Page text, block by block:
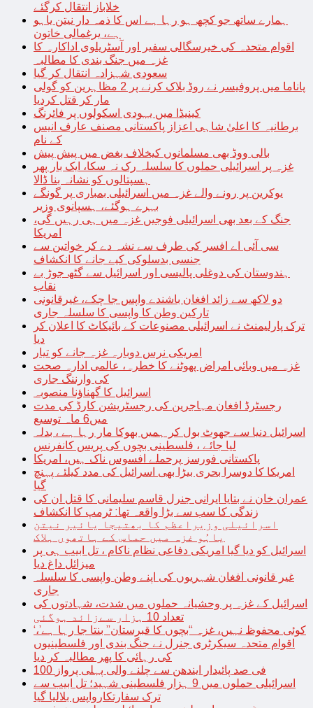
خلاباز انتقال کرگئے
ہمارے ساتھ جو کچھ ہو رہا ہے اس کا ذمہ دار نیتن یاہو
ہے، یرغمالی خاتون
اقوام متحدہ کی خیرسگالی سفیر اور آسٹریلوی اداکارہ کا
غزہ میں جنگ بندی کا مطالبہ
سعودی شہزادہ انتقال کر گیا
پاناما میں پروفیسر نے روڈ بلاک کرنے پر 2 مظاہرین کو گولی
مار کر قتل کردیا
کینیڈا میں یہودی اسکولوں پر فائرنگ
برطانیہ کا اعلیٰ شاہی اعزاز پاکستانی مصنف عارف انیس
کے نام
بالی ووڈ بھی مسلمانوں کیخلاف بغض میں پیش پیش
غزہ پر اسرائیلی حملوں کا سلسلہ رک نہ سکا، ایک بار پھر
ہسپتالوں کو نشانہ بنا ڈالا
یوکرین پر رونے والے غزہ میں اسرائیلی بمباری پر گونگے
بہرے ہوگئے، ہسپانوی وزیر
جنگ کے بعد بھی اسرائیلی فوجیں غزہ میں ہی رہیں گی،
امریکا
سی آئی اے افسر کی طرف سے نشہ دے کر خواتین سے
جنسی بدسلوکی کیے جانے کا انکشاف
ہندوستان کی دوغلی پالیسی اور اسرائیل سے گٹھ جوڑ بے
نقاب
دو لاکھ سے زائد افغان باشندے واپس جا چکے، غیرقانونی
تارکین وطن کا واپسی کا سلسلہ جاری
ترک پارلیمنٹ نے اسرائیلی مصنوعات کے بائیکاٹ کا اعلان کر
دیا
امریکی نرس دوبارہ غزہ جانے کو تیار
غزہ میں وبائی امراض پھوٹنے کا خطرہ، عالمی ادارہ صحت
کی وارننگ جاری
اسرائیل کا گھناؤنا منصوبہ
رجسٹرڈ افغان مہاجرین کی رجسٹریشن کارڈ کی مدت
میں6 ماہ توسیع
اسرائیل دنیا سے جھوٹ بول کر ہمیں بھوکا مار رہا ہے ، بدلہ
لیا جائے ، فلسطینی بچوں کی پریس کانفرنس
پاکستانی فورسز پرحملے افسوس ناک ہیں، امریکا
امریکا کا دوسرا بحری بیڑا بھی اسرائیل کی مدد کیلئے پہنچ
گیا
عمران خان نے بتایا ایرانی جنرل قاسم سلیمانی کا قتل ان کی
زندگی کا سب سے بڑا واقعہ تھا: ٹرمپ کا انکشاف
اسرائیلی وزیراعظم کا بھتیجا یائیر نیتن
یاہُو غزہ میں حماس کے ہاتھوں ہلاک
اسرائیل کو دیا گیا امریکی دفاعی نظام ناکام ، تل ابیب ہی پر
میزائل داغ دیا
غیر قانونی افغان شہریوں کی اپنے وطن واپسی کا سلسلہ
جاری
اسرائیل کے غزہ پر وحشیانہ حملوں میں شدت، شہادتوں کی
تعداد 10 ہزار سےزائد ہوگئی
‘کوئی محفوظ نہیں، غزہ “بچوں کا قبرستان” بنتا جا رہا ہے’،
اقوام متحدہ سیکرٹری جنرل نے جنگ بندی اور فلسطینیوں
کی رہائی کا پھر مطالبہ کر دیا
100 فی صد پائیدار ایندھن سے چلنے والی پہلی پرواز
اسرائیلی حملوں میں 9 ہزار فلسطینی شہید؛ تل ابیب سے
ترک سفارتکارواپس بلالیا گیا